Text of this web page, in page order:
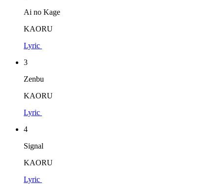
Ai no Kage
KAORU
Lyric
3
Zenbu
KAORU
Lyric
4
Signal
KAORU
Lyric